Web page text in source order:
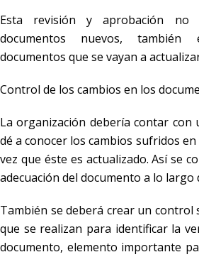
Esta revisión y aprobación
documentos nuevos, también
documentos que se vayan a
Control de los cambios en los
La organización debería contar con
dé a conocer los cambios sufridos
vez que éste es actualizado. Así se
adecuación del documento a lo largo
También se deberá crear un control
que se realizan para identificar la
documento, elemento importante